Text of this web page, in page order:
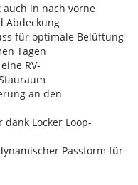
in nach vorne
Abdeckung
für optimale Belüftung
Tagen
RV-
an den
Locker Loop-
Passform für